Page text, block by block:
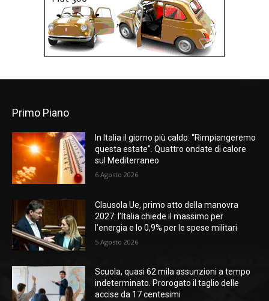
Primo Piano
In Italia il giorno più caldo: “Rimpiangeremo
questa estate”. Quattro ondate di calore
sul Mediterraneo
6 Agosto 2026
Clausola Ue, primo atto della manovra
2027: l’Italia chiede il massimo per
l’energia e lo 0,9% per le spese militari
5 Agosto 2026
Scuola, quasi 62 mila assunzioni a tempo
indeterminato. Prorogato il taglio delle
accise da 17 centesimi